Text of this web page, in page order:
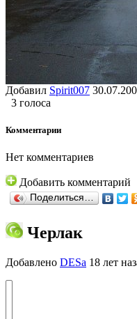
Добавил Spirit007
3 голоса
Комментарии
Нет комментариев
Добавить комментарий
Поделиться…
Черлак
Добавлено DESa 18 лет